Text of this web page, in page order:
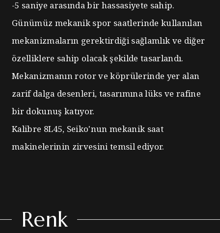
-5 saniye arasında bir hassasiyete sahip.
Günümüz mekanik spor saatlerinde kullanılan
mekanizmaların gerektirdiği sağlamlık ve diğer
özelliklere sahip olacak şekilde tasarlandı.
Mekanizmanın rotor ve köprülerinde yer alan
zarif dalga desenleri, tasarımına lüks ve rafine
bir dokunuş katıyor.
Kalibre 8L45, Seiko'nun mekanik saat
makinelerinin zirvesini temsil ediyor.
Renk